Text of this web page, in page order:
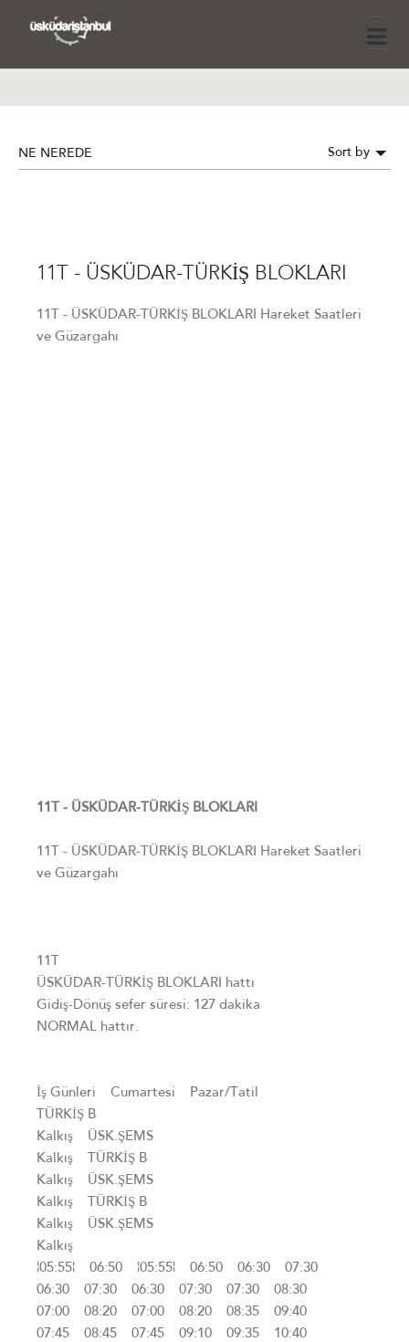
NE NEREDE Sort by
11T - ÜSKÜDAR-TÜRKİŞ BLOKLARI
11T - ÜSKÜDAR-TÜRKİŞ BLOKLARI Hareket Saatleri
ve Güzargahı
11T - ÜSKÜDAR-TÜRKİŞ BLOKLARI
11T - ÜSKÜDAR-TÜRKİŞ BLOKLARI Hareket Saatleri
ve Güzargahı
11T
ÜSKÜDAR-TÜRKİŞ BLOKLARI hattı
Gidiş-Dönüş sefer süresi: 127 dakika
NORMAL hattır.
İş Günleri Cumartesi Pazar/Tatil
TÜRKİŞ B
Kalkış ÜSK.ŞEMS
Kalkış TÜRKİŞ B
Kalkış ÜSK.ŞEMS
Kalkış TÜRKİŞ B
Kalkış ÜSK.ŞEMS
Kalkış
¦05:55¦ 06:50 ¦05:55¦ 06:50 06:30 07:30
06:30 07:30 06:30 07:30 07:30 08:30
07:00 08:20 07:00 08:20 08:35 09:40
07:45 08:45 07:45 09:10 09:35 10:40